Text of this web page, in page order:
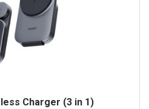
Charger (3 in 1)